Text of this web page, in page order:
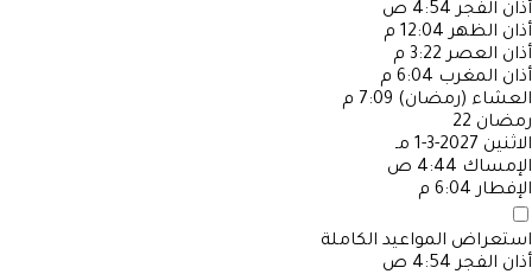
أذان الفجر 4:54 ص
أذان الظهر 12:04 م
أذان العصر 3:22 م
أذان المغرب 6:04 م
العشاء (رمضان) 7:09 م
رمضان 22
الاثنين 2027-3-1 مـ
الإمساك 4:44 ص
الإفطار 6:04 م
استعراض المواعيد الكاملة
أذان الفجر 4:54 ص